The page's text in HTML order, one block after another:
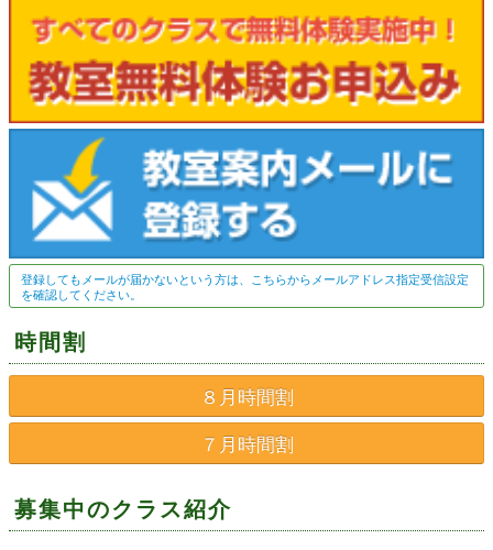
登録してもメールが届かないという方は、こちらからメールアドレス指定受信設定
を確認してください。
時間割
８月時間割
７月時間割
募集中のクラス紹介